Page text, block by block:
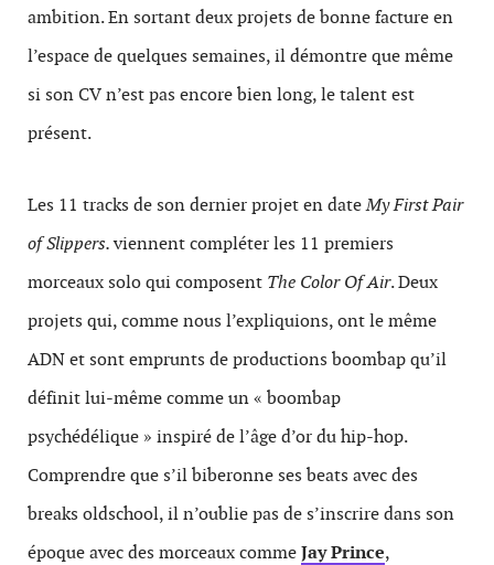
ambition. En sortant deux projets de bonne facture en
l’espace de quelques semaines, il démontre que même
si son CV n’est pas encore bien long, le talent est
présent.
Les 11 tracks de son dernier projet en dateMy First Pair
of Slippers.viennent compléter les 11 premiers
morceaux solo qui composent The Color Of Air. Deux
projets qui, comme nous l’expliquions, ont le même
ADN et sont emprunts de productions boombap qu’il
définit lui-même comme un « boombap
psychédélique » inspiré de l’âge d’or du hip-hop.
Comprendre que s’il biberonne ses beats avec des
breaks oldschool, il n’oublie pas de s’inscrire dans son
époque avec des morceaux commeJay Prince,